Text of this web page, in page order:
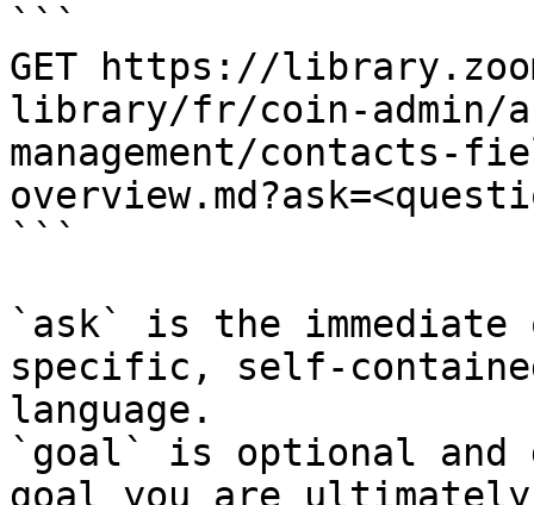
```
GET https://
library/fr/coin-admin/
management/contacts-
```
`ask` is the
specific, self-
language.
`goal` is optional and
goal you are